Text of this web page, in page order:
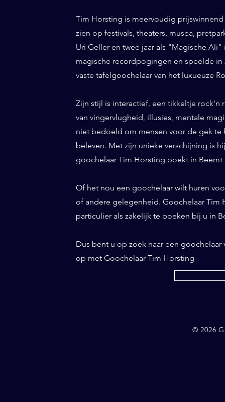
Tim Horsting is meervoudig
zien op festivals, theaters, musea,
Uri Geller en twee jaar als "Magische
magische recordpogingen en speelde in
vaste tafelgoochelaar van het luxueuze
Zijn stijl is interactief, een tikkeltje rock'n
van vingervlugheid, illusies, mentale
niet bedoeld om mensen voor de gek te
beleven. Met zijn unieke verschijning is
goochelaar Tim Horsting boekt in Beemt
Of het nou een goochelaar wilt huren
of andere gelegenheid. Goochelaar Tim
particulier als zakelijk te boeken bij u in
Dus bent u op zoek naar een
op met Goochelaar Tim Horsting
© 2026